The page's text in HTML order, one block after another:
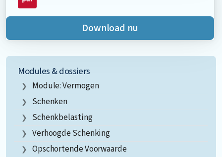
Download nu
Modules & dossiers
Module: Vermogen
Schenken
Schenkbelasting
Verhoogde Schenking
Opschortende Voorwaarde